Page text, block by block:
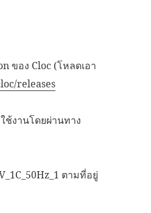
ของ Cloc (โหลดเอา
releases
ช้งานโดยผ่านทาง
ตามที่อยู่